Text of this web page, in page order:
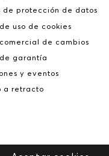
de protección de datos
uso de cookies
de cambios
garantía
y eventos
a retracto